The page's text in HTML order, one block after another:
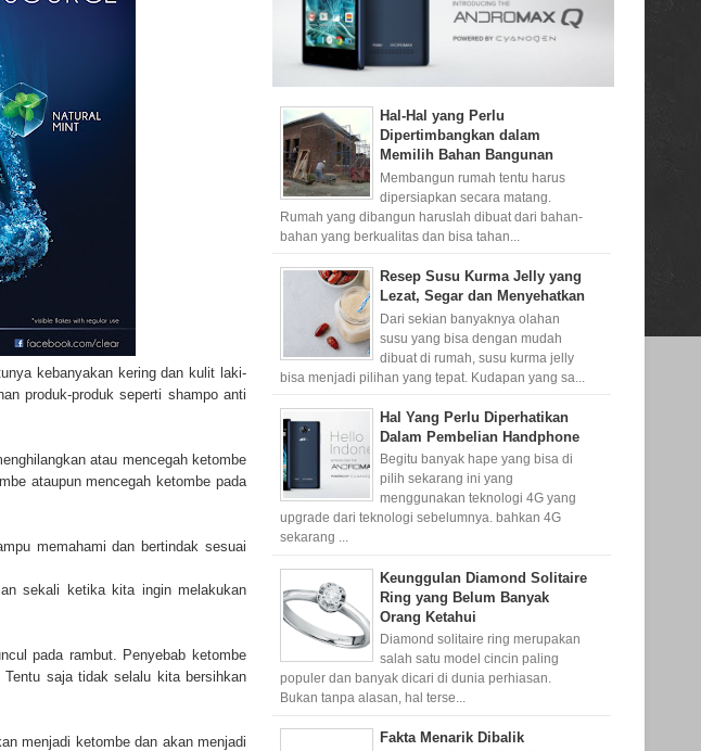
kebanyakan kering dan kulit laki-
produk-produk seperti shampo anti
atau mencegah ketombe
ataupun mencegah ketombe pada
memahami dan bertindak sesuai
sekali ketika kita ingin melakukan
pada rambut. Penyebab ketombe
saja tidak selalu kita bersihkan
menjadi ketombe dan akan menjadi
Hal-Hal yang Perlu
Dipertimbangkan dalam
Memilih Bahan Bangunan
Membangun rumah tentu harus
dipersiapkan secara matang.
Rumah yang dibangun haruslah dibuat dari bahan-
bahan yang berkualitas dan bisa tahan...
Resep Susu Kurma Jelly yang
Lezat, Segar dan Menyehatkan
Dari sekian banyaknya olahan
susu yang bisa dengan mudah
dibuat di rumah, susu kurma jelly
bisa menjadi pilihan yang tepat. Kudapan yang sa...
Hal Yang Perlu Diperhatikan
Dalam Pembelian Handphone
Begitu banyak hape yang bisa di
pilih sekarang ini yang
menggunakan teknologi 4G yang
upgrade dari teknologi sebelumnya. bahkan 4G
sekarang ...
Keunggulan Diamond Solitaire
Ring yang Belum Banyak
Orang Ketahui
Diamond solitaire ring merupakan
salah satu model cincin paling
populer dan banyak dicari di dunia perhiasan.
Bukan tanpa alasan, hal terse...
Fakta Menarik Dibalik